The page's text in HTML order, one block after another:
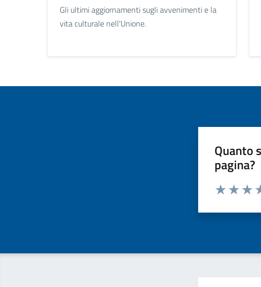
Gli ultimi aggiornamenti sugli avvenimenti e la
vita culturale nell'Unione.
Quanto
pagina?
Valuta da 1 a 5